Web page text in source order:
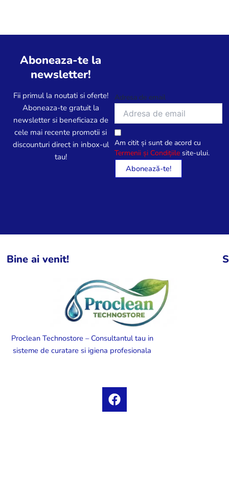
Aboneaza-te la
newsletter!
Fii primul la noutati si oferte!
Aboneaza-te gratuit la
newsletter si beneficiaza de
cele mai recente promotii si
discounturi direct in inbox-ul
tau!
Adresa de email
Am citit și sunt de acord cu
Termenii și Condițiile site-ului.
Bine ai venit!
Proclean Technostore – Consultantul tau in
sisteme de curatare si igiena profesionala
F
a
c